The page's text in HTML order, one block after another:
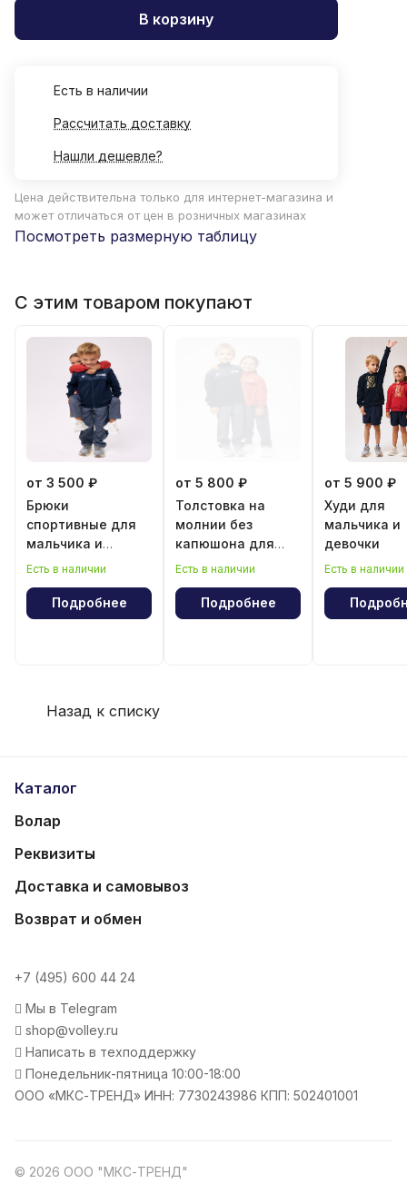
В корзину
Есть в наличии
Рассчитать доставку
Нашли дешевле?
Цена действительна только для интернет-магазина и
может отличаться от цен в розничных магазинах
Посмотреть размерную таблицу
С этим товаром покупают
от 3 500 ₽
Брюки
спортивные для
мальчика и
девочки
Есть в наличии
Подробнее
от 5 800 ₽
Толстовка на
молнии без
капюшона для
мальчика и
Есть в наличии
Подробнее
от 5 900 ₽
Худи для
мальчика и
девочки
Есть в наличии
Назад к списку
Каталог
Волар
Реквизиты
Доставка и самовывоз
Возврат и обмен
+7 (495) 600 44 24
Мы в Telegram
shop@volley.ru
Написать в техподдержку
Понедельник-пятница 10:00-18:00
ООО «МКС-ТРЕНД» ИНН: 7730243986 КПП: 502401001
© 2026 ООО "МКС-ТРЕНД"